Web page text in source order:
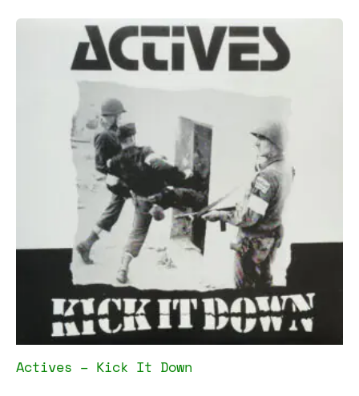
Actives – Kick It Down